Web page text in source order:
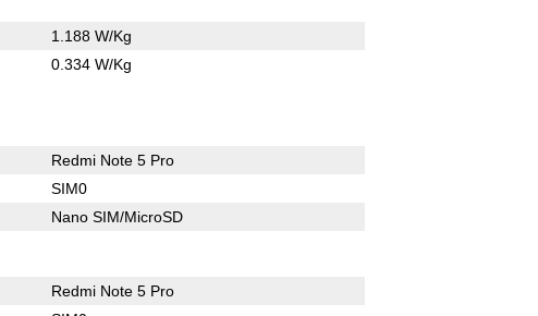
1.188 W/Kg
0.334 W/Kg
Redmi Note 5 Pro
SIM0
Nano SIM/MicroSD
Redmi Note 5 Pro